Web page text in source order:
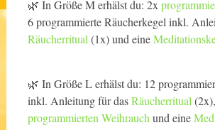
🌿 In Größe M erhälst du: 2x
6 programmierte Räucherkegel inkl.
Räucherritual (1x) und eine
🌿 In Größe L erhälst du: 12
inkl. Anleitung für dasRäucherritual
programmierten Weihrauch und eine